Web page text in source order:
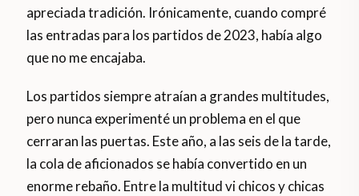
apreciada tradición. Irónicamente, cuando compré
las entradas para los partidos de 2023, había algo
que no me encajaba.
Los partidos siempre atraían a grandes multitudes,
pero nunca experimenté un problema en el que
cerraran las puertas. Este año, a las seis de la tarde,
la cola de aficionados se había convertido en un
enorme rebaño. Entre la multitud vi chicos y chicas